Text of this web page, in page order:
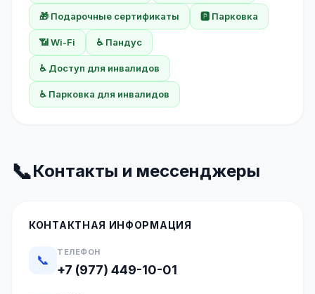
🎁 Подарочные сертификаты 🅿️ Парковка
📶 Wi-Fi ♿ Пандус
♿ Доступ для инвалидов
♿ Парковка для инвалидов
📞Контакты и мессенджеры
КОНТАКТНАЯ ИНФОРМАЦИЯ
📞
ТЕЛЕФОН
+7 (977) 449-10-01